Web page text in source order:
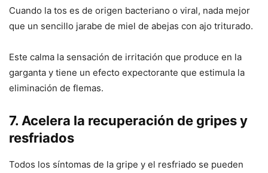
Cuando la tos es de origen bacteriano o viral, nada mejor
que un sencillo jarabe de miel de abejas con ajo triturado.
Este calma la sensación de irritación que produce en la
garganta y tiene un efecto expectorante que estimula la
eliminación de flemas.
7. Acelera la recuperación de gripes y
resfriados
Todos los síntomas de la gripe y el resfriado se pueden